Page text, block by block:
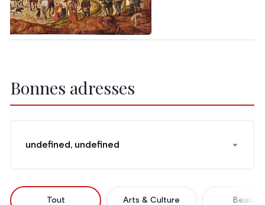
Bonnes adresses
undefined, undefined
Tout Arts & Culture Beauté